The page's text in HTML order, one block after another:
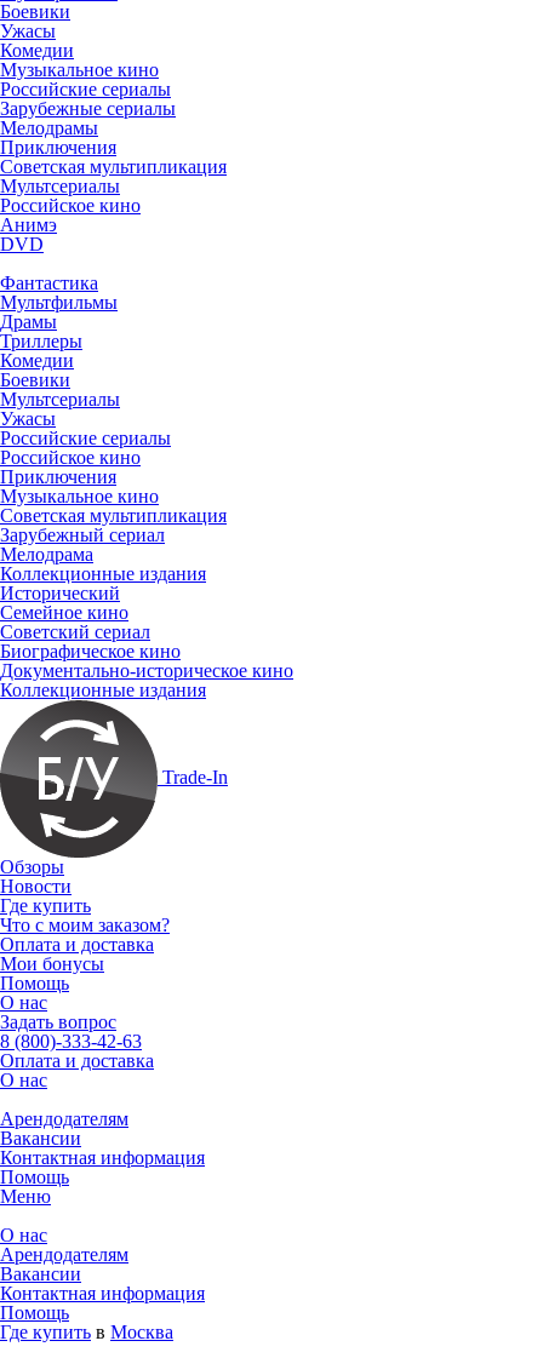
Боевики
Ужасы
Комедии
Музыкальное кино
Российские сериалы
Зарубежные сериалы
Мелодрамы
Приключения
Советская мультипликация
Мультсериалы
Российское кино
Анимэ
DVD
Фантастика
Мультфильмы
Драмы
Триллеры
Комедии
Боевики
Мультсериалы
Ужасы
Российские сериалы
Российское кино
Приключения
Музыкальное кино
Советская мультипликация
Зарубежный сериал
Мелодрама
Коллекционные издания
Исторический
Семейное кино
Советский сериал
Биографическое кино
Документально-историческое кино
Коллекционные издания
Trade-In
Обзоры
Новости
Где купить
Что с моим заказом?
Оплата и доставка
Мои бонусы
Помощь
О нас
Задать вопрос
8 (800)-333-42-63
Оплата и доставка
О нас
Арендодателям
Вакансии
Контактная информация
Помощь
Меню
О нас
Арендодателям
Вакансии
Контактная информация
Помощь
Где купить в Москва